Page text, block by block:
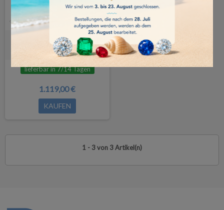
Ohaus GUARDIAN 5000
Heizrührer
lieferbar in 7/14 Tagen
1.119,00 €
KAUFEN
1 - 3 von 3 Artikel(n)